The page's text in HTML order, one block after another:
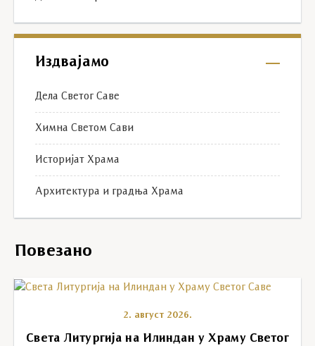
Издвајамо
Дела Светог Саве
Химна Светом Сави
Историјат Храма
Архитектура и градња Храма
Повезано
2. август 2026.
Света Литургија на Илиндан у Храму Светог